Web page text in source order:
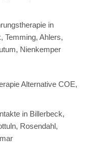
in
Temming, Ahlers,
Nienkemper
Alternative COE,
in Billerbeck,
Rosendahl,